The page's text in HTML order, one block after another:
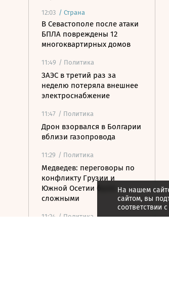
12:03 / Страна
В Севастополе после атаки
БПЛА повреждены 12
многоквартирных домов
11:49 / Политика
ЗАЭС в третий раз за
неделю потеряла внешнее
электроснабжение
11:47 / Политика
Дрон взорвался в Болгарии
вблизи газопровода
11:29 / Политика
Медведев: переговоры по
конфликту Грузии и
Южной Осетии были
сложными
11:24 / Политика
На нашем
сайтом, вы
соответствии с